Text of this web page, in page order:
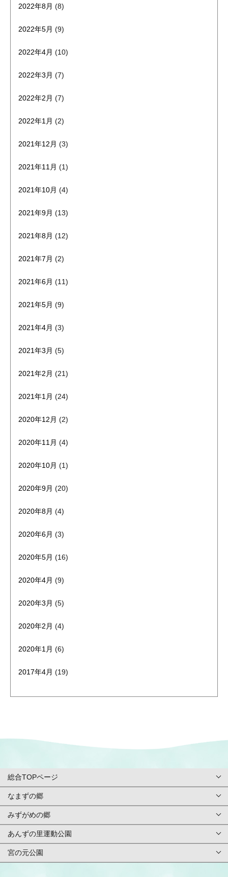
2022年8月 (8)
2022年5月 (9)
2022年4月 (10)
2022年3月 (7)
2022年2月 (7)
2022年1月 (2)
2021年12月 (3)
2021年11月 (1)
2021年10月 (4)
2021年9月 (13)
2021年8月 (12)
2021年7月 (2)
2021年6月 (11)
2021年5月 (9)
2021年4月 (3)
2021年3月 (5)
2021年2月 (21)
2021年1月 (24)
2020年12月 (2)
2020年11月 (4)
2020年10月 (1)
2020年9月 (20)
2020年8月 (4)
2020年6月 (3)
2020年5月 (16)
2020年4月 (9)
2020年3月 (5)
2020年2月 (4)
2020年1月 (6)
2017年4月 (19)
総合TOPページ
総合TOPページ
利用案内・申請
ご予約方法
なまずの郷
TOPページ
基本情報
みずがめの郷
TOPページ
基本情報
あんずの里運動公園
TOPページ
宮の元公園